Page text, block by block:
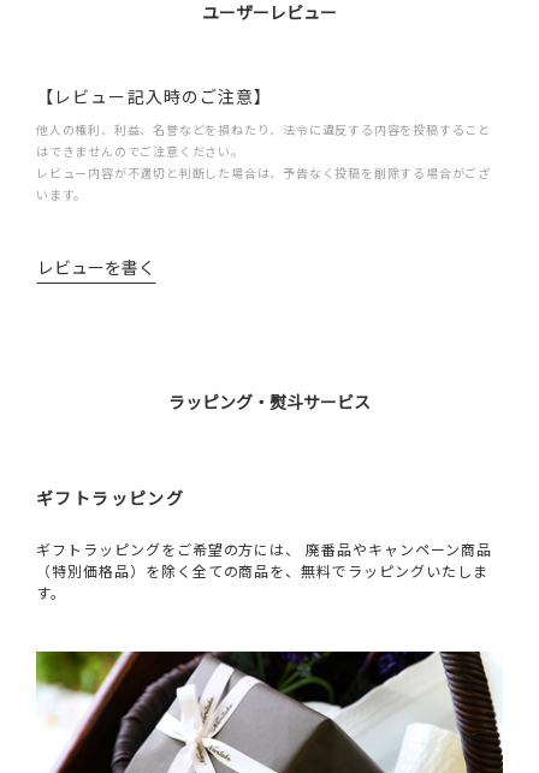
ユーザーレビュー
【レビュー記入時のご注意】
他人の権利、利益、名誉などを損ねたり、法令に違反する内容を投稿すること
はできませんのでご注意ください。
レビュー内容が不適切と判断した場合は、予告なく投稿を削除する場合がござ
います。
レビューを書く
ラッピング・熨斗サービス
ギフトラッピング
ギフトラッピングをご希望の方には、 廃番品やキャンペーン商品
（特別価格品）を除く全ての商品を、無料でラッピングいたしま
す。